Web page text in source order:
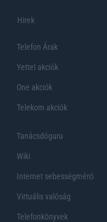
Hirek
Telefon Árak
Yettel akciók
One akciók
Telekom akciók
Tanácsdóguru
Wiki
Internet sebességmérő
Virtuális valóság
Telefonkönyvek